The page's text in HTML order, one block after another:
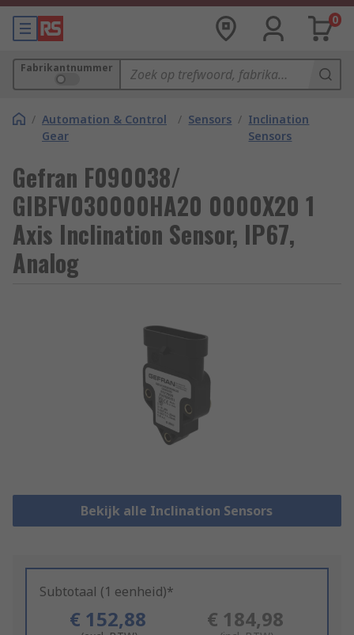
0
Fabrikantnummer
/ Automation & Control
Gear
/ Sensors / Inclination
Sensors
Gefran F090038/
GIBFV030000HA20 0000X20 1
Axis Inclination Sensor, IP67,
Analog
Bekijk alle Inclination Sensors
Subtotaal (1 eenheid)*
€ 152,88 € 184,98